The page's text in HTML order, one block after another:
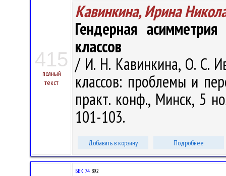
415
полный
текст
Кавинкина, Ирина
Гендерная
классов
/ И. Н. Кавинкина, О. С.
классов: проблемы и
практ. конф., Минск, 5
101-103.
Добавить в корзину Подробнее
ББК 74.В92